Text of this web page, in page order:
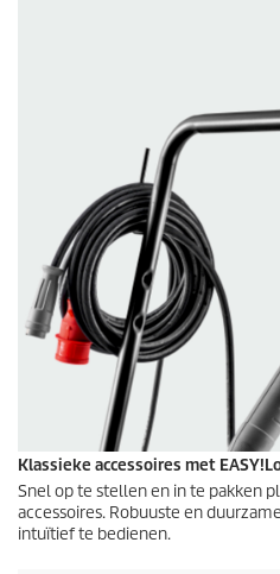
Klassieke accessoires met
Snel op te stellen en in te pakken
accessoires. Robuuste en
intuïtief te bedienen.